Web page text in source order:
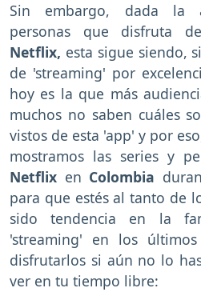
Sin embargo, dada la
personas que disfruta
Netflix, esta sigue siendo,
de 'streaming' por
hoy es la que más
muchos no saben cuáles
vistos de esta 'app' y por
mostramos las series y
Netflix en Colombia
para que estés al tanto de
sido tendencia en la
'streaming' en los
disfrutarlos si aún no lo
ver en tu tiempo libre: